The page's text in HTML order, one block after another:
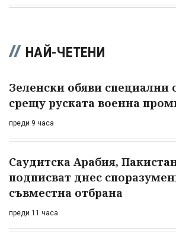
НАЙ-ЧЕТЕНИ
Зеленски обяви специални
срещу руската военна
преди 9 часа
Саудитска Арабия,
подписват днес
съвместна отбрана
преди 11 часа